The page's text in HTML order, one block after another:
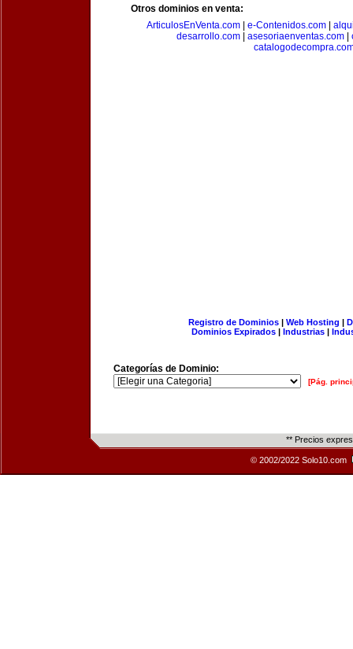
Otros dominios en venta:
ArticulosEnVenta.com| e-Contenidos.com|
desarrollo.com| asesoriaenventas.com|
Registro de Dominios| Web Hosting |
Dominios Expirados | Industrias |
Categorías de Dominio:
[Pág.
** Precios
© 2002/2022 Solo10.com